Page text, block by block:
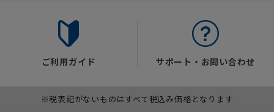
ご利用ガイド サポート・お問い合わせ
※税表記がないものはすべて税込み価格となります